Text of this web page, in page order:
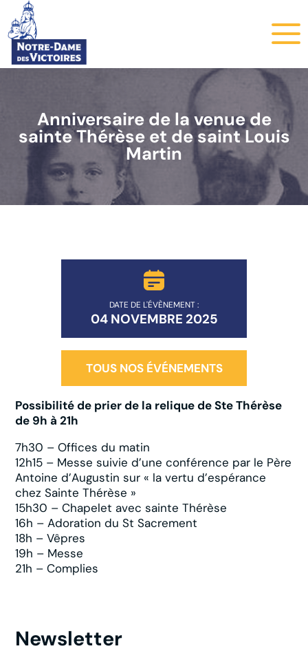
Anniversaire de la venue de
sainte Thérèse et de saint Louis
Martin
DATE DE L'ÉVÈNEMENT :
04 NOVEMBRE 2025
TOUS NOS ÉVÉNEMENTS
Possibilité de prier de la relique de Ste Thérèse
de 9h à 21h
7h30 – Offices du matin
12h15 – Messe suivie d’une conférence par le Père
Antoine d’Augustin sur « la vertu d’espérance
chez Sainte Thérèse »
15h30 – Chapelet avec sainte Thérèse
16h – Adoration du St Sacrement
18h – Vêpres
19h – Messe
21h – Complies
Newsletter